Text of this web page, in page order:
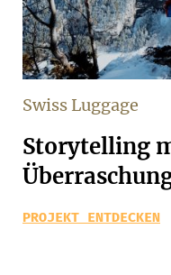
Swiss Luggage
Storytelling
PROJEKT ENTDECKEN